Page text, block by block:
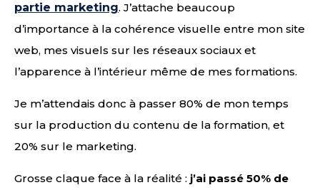
partie marketing. J’attache beaucoup
d’importance à la cohérence visuelle entre mon site
web, mes visuels sur les réseaux sociaux et
l’apparence à l’intérieur même de mes formations.
Je m’attendais donc à passer 80% de mon temps
sur la production du contenu de la formation, et
20% sur le marketing.
Grosse claque face à la réalité : j’ai passé 50% de